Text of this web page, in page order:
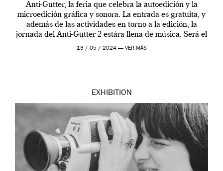
Anti-Gutter, la feria que celebra la autoedición y la
microedición gráfica y sonora. La entrada es gratuita, y
además de las actividades en torno a la edición, la
jornada del Anti-Gutter 2 estára llena de música. Será el
[…]
13 / 05 / 2024 — VER MÁS
EXHIBITION